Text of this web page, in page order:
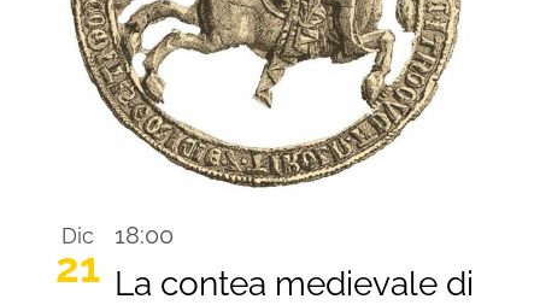
Dic
21
18:00
La contea medievale di